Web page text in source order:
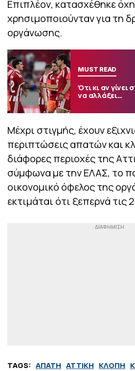
Επιπλέον, κατασχέθηκε
χρησιμοποιούνταν για τη
οργάνωσης.
MUST READ
Ότι κι αν
να αλλάξει…
Μέχρι στιγμής, έχουν
περιπτώσεις απατών και
διάφορες περιοχές της
σύμφωνα με την ΕΛΑΣ, το
οικονομικό όφελος της
εκτιμάται ότι ξεπερνά τις
TAGS: ΑΠΑΤΗ ΑΤΤΙΚΗ ΚΛΟΠΗ